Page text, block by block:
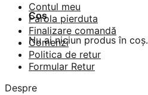
Coș
Nu ai niciun produs în coș.
Contul meu
Parola pierduta
Finalizare comandă
Comenzi
Politica de retur
Formular Retur
Despre